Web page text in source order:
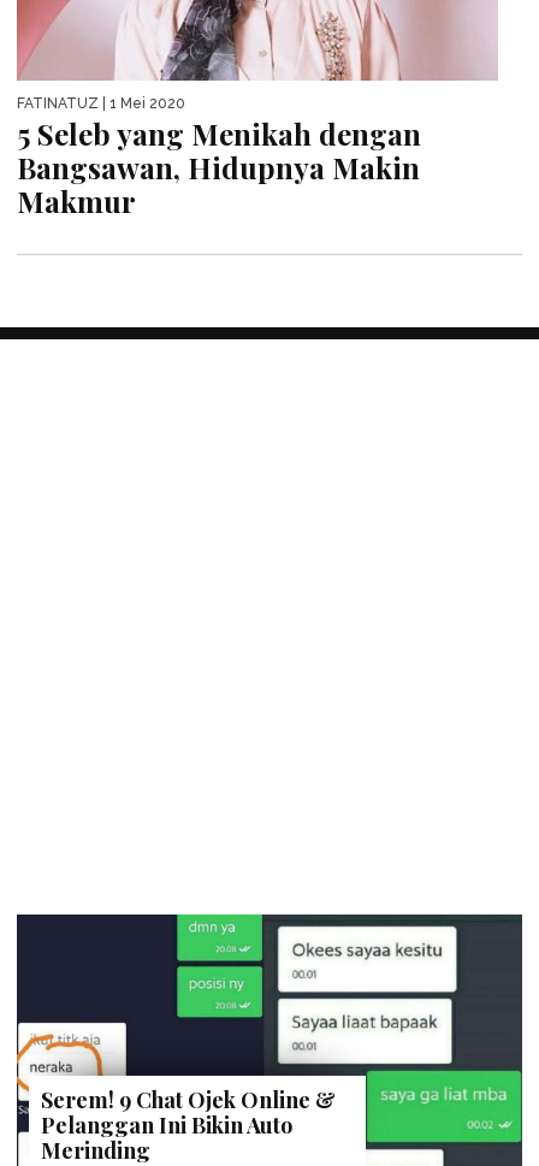
FATINATUZ | 1 Mei 2020
5 Seleb yang Menikah dengan
Bangsawan, Hidupnya Makin
Makmur
Serem! 9 Chat Ojek Online &
Pelanggan Ini Bikin Auto
Merinding